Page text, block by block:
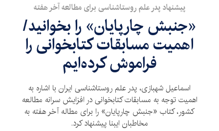
پیشنهاد پدر علم روستا‌شناسی برای مطالعه آخر هفته
«جنبش چارپایان» را بخوانید/
اهمیت مسابقات کتابخوانی را
فراموش‌ کرده‌ایم
اسماعیل شهبازی،‌ پدر علم روستا‌شناسی ایران با اشاره به
اهمیت توجه به مسابقات کتابخوانی در افزایش سرانه مطالعه
کشور، کتاب «جنبش چارپایان» را برای مطاله آخر هفته به
مخاطبان ایبنا پیشنهاد کرد.